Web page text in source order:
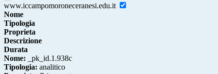
www.iccampomoroneceranesi.edu.it
Nome
Tipologia
Proprieta
Descrizione
Durata
Nome: _pk_id.1.938c
Tipologia: analitico